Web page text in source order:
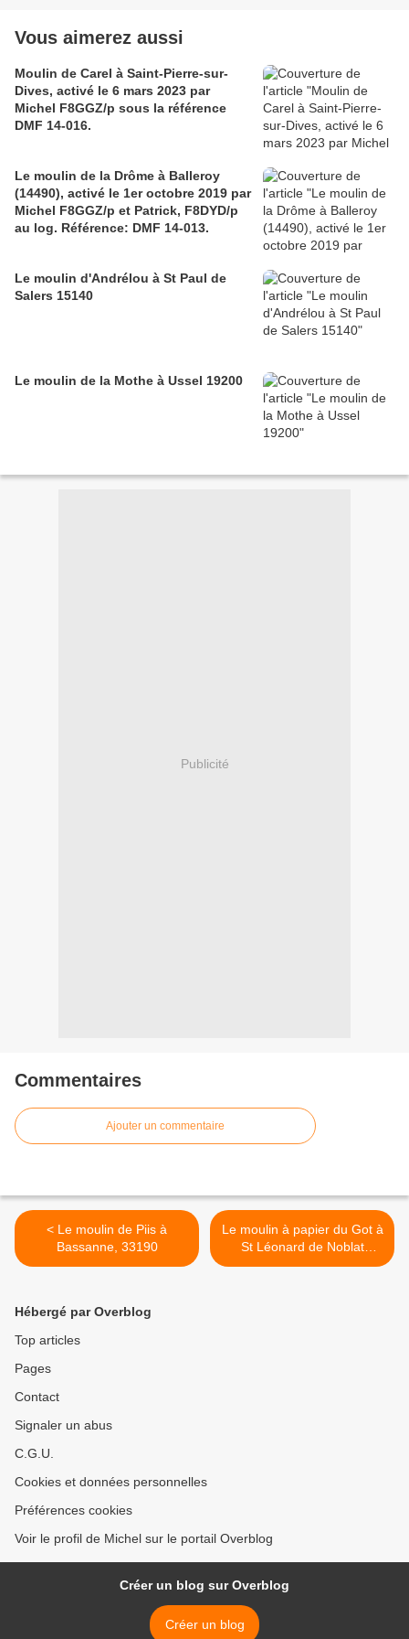
Vous aimerez aussi
Moulin de Carel à Saint-Pierre-sur-
Dives, activé le 6 mars 2023 par
Michel F8GGZ/p sous la référence
DMF 14-016.
Le moulin de la Drôme à Balleroy
(14490), activé le 1er octobre 2019 par
Michel F8GGZ/p et Patrick, F8DYD/p
au log. Référence: DMF 14-013.
Le moulin d'Andrélou à St Paul de
Salers 15140
Le moulin de la Mothe à Ussel 19200
Publicité
Commentaires
Ajouter un commentaire
< Le moulin de Piis à
Bassanne, 33190
Le moulin à papier du Got à
St Léonard de Noblat
87400 >
Hébergé par Overblog
Top articles
Pages
Contact
Signaler un abus
C.G.U.
Cookies et données personnelles
Préférences cookies
Voir le profil de Michel sur le portail Overblog
Créer un blog sur Overblog
Créer un blog